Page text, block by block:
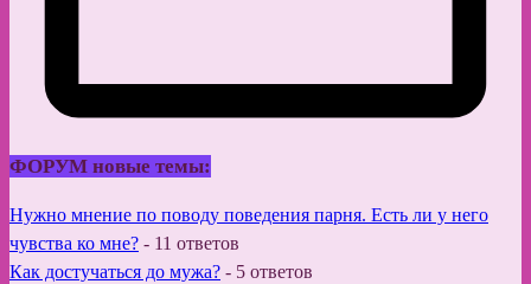
ФОРУМ новые темы:
Нужно мнение по поводу поведения парня. Есть ли у него
чувства ко мне? - 11 ответов
Как достучаться до мужа? - 5 ответов